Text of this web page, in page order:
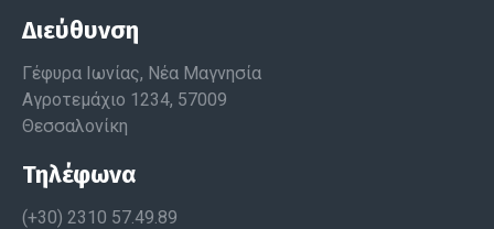
Διεύθυνση
Γέφυρα Ιωνίας, Νέα Μαγνησία
Αγροτεμάχιο 1234, 57009
Θεσσαλονίκη
Τηλέφωνα
(+30) 2310 57.49.89